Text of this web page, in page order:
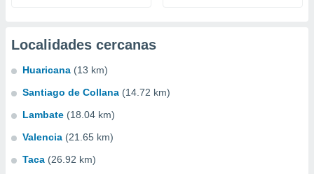
Localidades cercanas
Huaricana (13 km)
Santiago de Collana (14.72 km)
Lambate (18.04 km)
Valencia (21.65 km)
Taca (26.92 km)